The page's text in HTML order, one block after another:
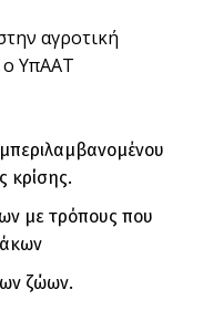
αγροτική
ο ΥπΑΑΤ
κρίσης.
με τρόπους που
ζώων.